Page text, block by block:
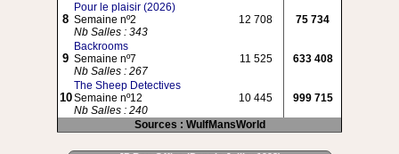
8
Pour le plaisir (2026)
Semaine nº2
Nb Salles : 343
12 708 75 734
9
Backrooms
Semaine nº7
Nb Salles : 267
11 525 633 408
10
The Sheep Detectives
Semaine nº12
Nb Salles : 240
10 445 999 715
Sources : WulfMansWorld